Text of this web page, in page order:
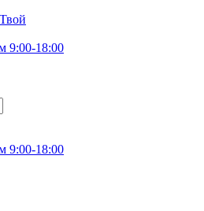
9:00-18:00
9:00-18:00